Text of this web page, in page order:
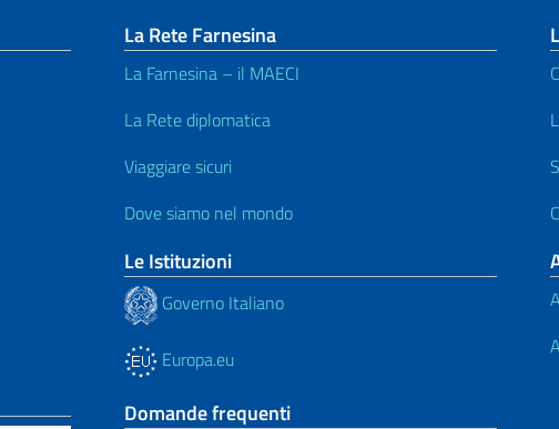
La Rete Farnesina
La Farnesina – il MAECI
La Rete diplomatica
Viaggiare sicuri
Dove siamo nel mondo
Le Istituzioni
Governo Italiano
Europa.eu
Domande frequenti